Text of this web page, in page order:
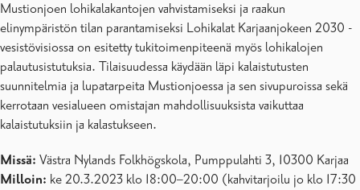
Mustionjoen lohikalakantojen vahvistamiseksi ja raakun
elinympäristön tilan parantamiseksi Lohikalat Karjaanjokeen 2030 -
vesistövisiossa on esitetty tukitoimenpiteenä myös lohikalojen
palautusistutuksia. Tilaisuudessa käydään läpi kalaistutusten
suunnitelmia ja lupatarpeita Mustionjoessa ja sen sivupuroissa sekä
kerrotaan vesialueen omistajan mahdollisuuksista vaikuttaa
kalaistutuksiin ja kalastukseen.
Missä: Västra Nylands Folkhögskola, Pumppulahti 3, 10300 Karjaa
Milloin: ke 20.3.2023 klo 18:00–20:00 (kahvitarjoilu jo klo 17:30